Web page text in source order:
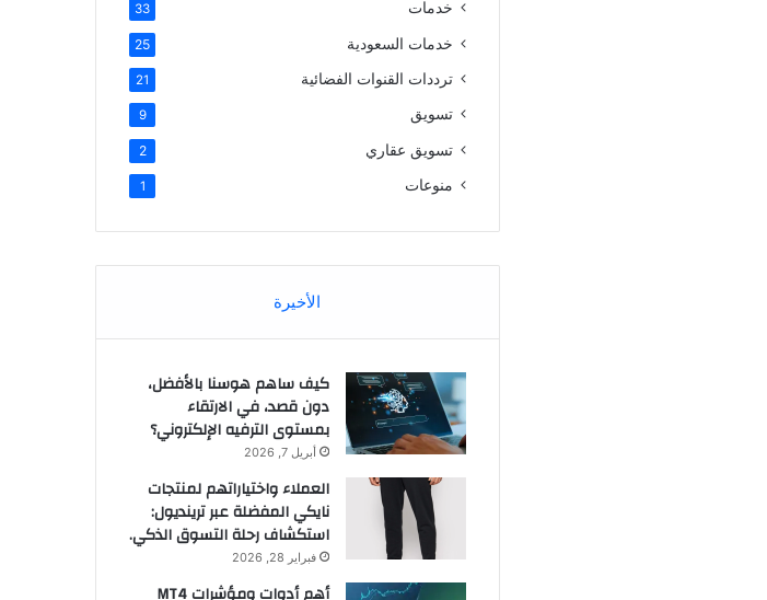
خدمات 33
خدمات السعودية 25
ترددات القنوات الفضائية 21
تسويق 9
تسويق عقاري 2
منوعات 1
الأخيرة
كيف ساهم هوسنا بالأفضل،
دون قصد، في الارتقاء
بمستوى الترفيه الإلكتروني؟
أبريل 7, 2026
العملاء واختياراتهم لمنتجات
نايكي المفضلة عبر ترينديول:
استكشاف رحلة التسوق الذكي.
فبراير 28, 2026